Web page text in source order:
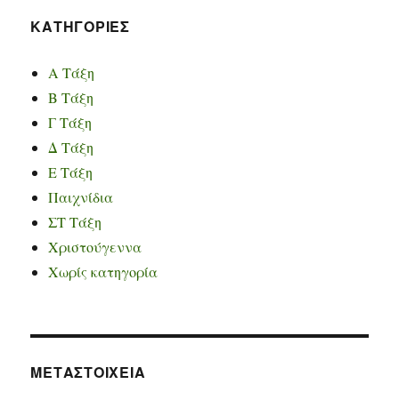
KΑΤΗΓΟΡΊΕΣ
Α Τάξη
Β Τάξη
Γ Τάξη
Δ Τάξη
Ε Τάξη
Παιχνίδια
ΣΤ Τάξη
Χριστούγεννα
Χωρίς κατηγορία
ΜΕΤΑΣΤΟΙΧΕΊΑ